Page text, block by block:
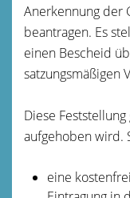
Anerkennung der
beantragen. Es
einen Bescheid
satzungsmäßigen
Diese Feststellung
aufgehoben wird.
eine